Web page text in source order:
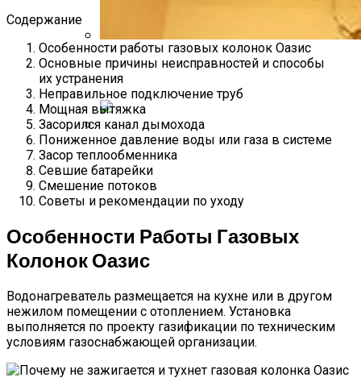
8 Лучших Проточных Электрических
Водонагревателей
Применение Водонагревателя:
Инструкция Термекс 50 Литров
Содержание
Особенности работы газовых колонок Оазис
Основные причины неисправностей и способы
их устранения
Неправильное подключение труб
Мощная вытяжка
Засорился канал дымохода
Пониженное давление воды или газа в системе
Засор теплообменника
Севшие батарейки
Смешение потоков
Советы и рекомендации по уходу
Особенности Работы Газовых
Колонок Оазис
Водонагреватель размещается на кухне или в другом
нежилом помещении с отоплением. Установка
выполняется по проекту газификации по техническим
условиям газоснабжающей организации.